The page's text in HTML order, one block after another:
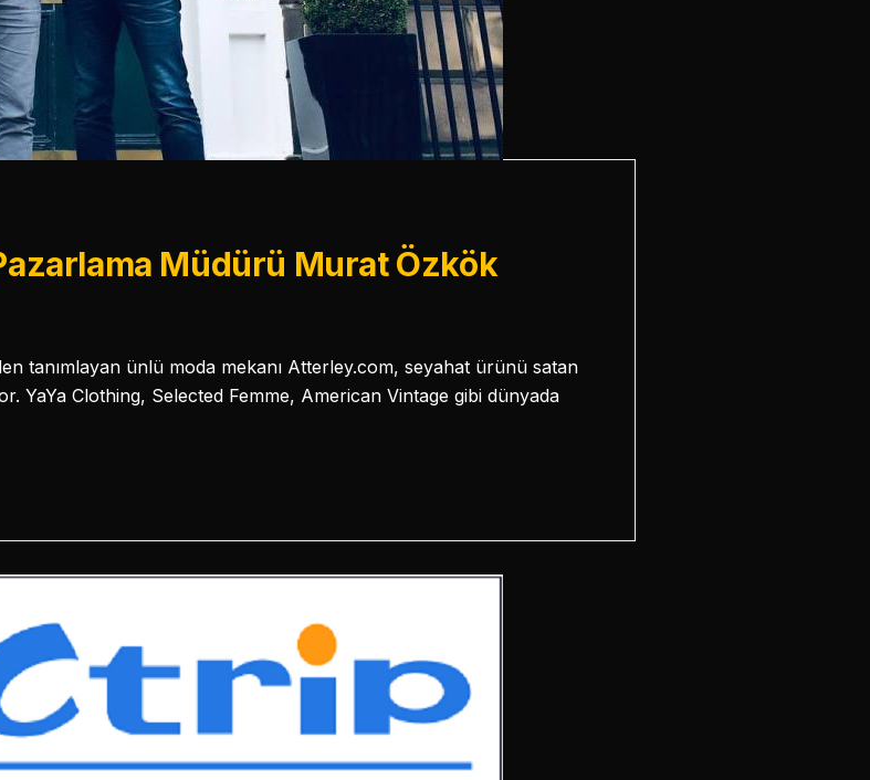
Müdürü Murat Özkök
tanımlayan ünlü moda mekanı Atterley.com, seyahat ürünü satan
YaYa Clothing, Selected Femme, American Vintage gibi dünyada